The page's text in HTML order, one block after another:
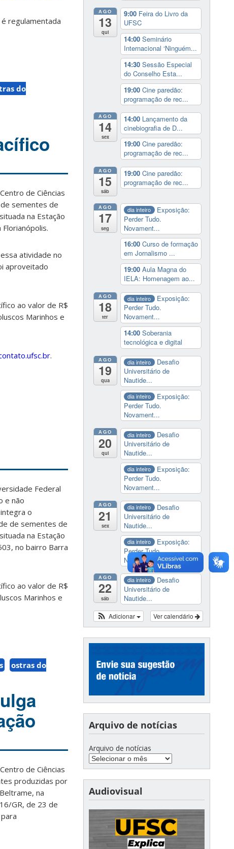
regulamentada
do
de Ciências
de sementes de
na Estação
atividade no
aproveitado
ao valor de R$
Marinhos e
.
Federal
e não
o
de sementes de
na Estação
no bairro Barra
ao valor de R$
Marinhos e
ostras do
de Ciências
produzidas por
na
GR, de 23 de
AGO
13
qui
9:00 Feira do Livro da
UFSC
14:00 Seminário
Internacional ‘Ninguém...
14:30 Sessão Especial
do Conselho Esta...
19:00 Cine paredão:
programação de rec...
AGO
14
sex
14:00 Lançamento da
cinebiografia de D...
19:00 Cine paredão:
programação de rec...
AGO
15
sáb
19:00 Cine paredão:
programação de rec...
AGO
17
seg
dia inteiro
Exposição:
Perder Tudo.
Novament...
16:00 Curso de formação
em Jornalismo ...
19:00 Aula Magna do
IELA: Homenagem ao...
AGO
18
ter
dia inteiro
Exposição:
Perder Tudo.
Novament...
14:00 Soberania
tecnológica e digital
AGO
19
qua
dia inteiro
Desafio
Universitário de
Nautide...
dia inteiro
Exposição:
Perder Tudo.
Novament...
AGO
20
qui
dia inteiro
Desafio
Universitário de
Nautide...
dia inteiro
Exposição:
Perder Tudo.
Novament...
AGO
21
sex
dia inteiro
Desafio
Universitário de
Nautide...
dia inteiro
Exposição:
Perder Tudo.
Novament...
AGO
22
sáb
dia inteiro
Desafio
Universitário de
Nautide...
Ver calendário
Adicionar
Arquivo de notícias
Arquivo de notícias
Audiovisual